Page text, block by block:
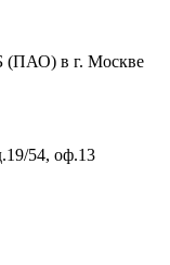
(ПАО) в г. Москве
54, оф.13